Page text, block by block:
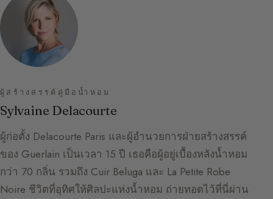
ผู้สร้างสรรค์คู่มือน้ำหอม
Sylvaine Delacourte
ผู้ก่อตั้ง Delacourte Paris และผู้อำนวยการฝ่ายสร้างสรรค์
ของ Guerlain เป็นเวลา 15 ปี เธอคือผู้อยู่เบื้องหลังน้ำหอม
กว่า 70 กลิ่น รวมถึง Cuir Beluga และ La Petite Robe
Noire ชีวิตที่อุทิศให้ศิลปะแห่งน้ำหอม ถ่ายทอดไว้ที่นี่ผ่าน